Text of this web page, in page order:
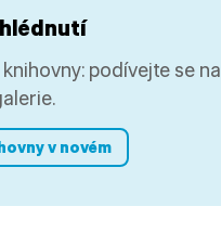
podívejte se na
v novém